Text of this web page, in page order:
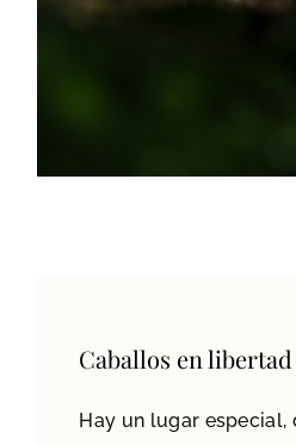
Caballos en libertad
Hay un lugar especial,